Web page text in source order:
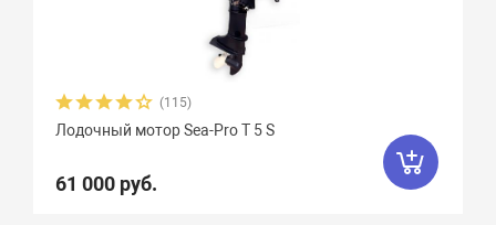
(115)
Лодочный мотор Sea-Pro Т 5 S
61 000 руб.